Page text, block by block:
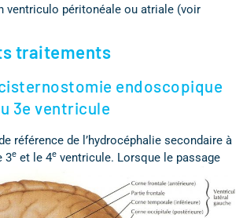
ventriculo péritonéale ou atriale (voir
traitements
endoscopique
3e ventricule
référence de l’hydrocéphalie secondaire à
3e et le 4e ventricule. Lorsque le passage